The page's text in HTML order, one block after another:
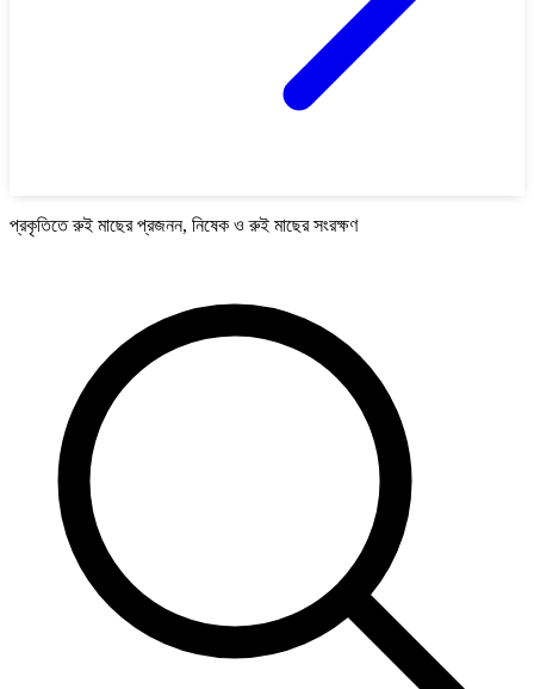
প্রকৃতিতে রুই মাছের প্রজনন, নিষেক ও রুই মাছের সংরক্ষণ